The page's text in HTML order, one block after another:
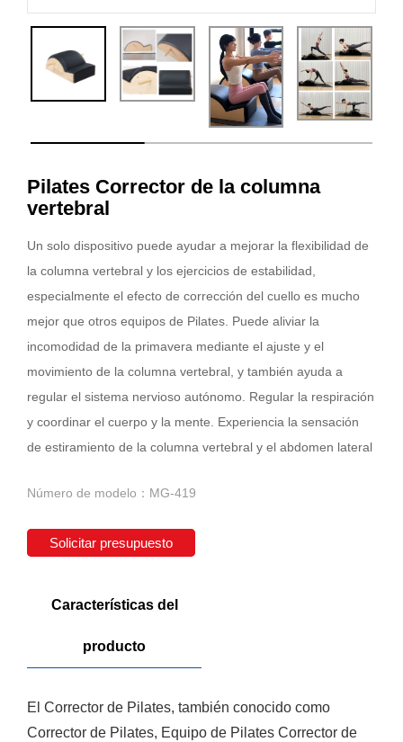
Pilates Corrector de la columna
vertebral
Un solo dispositivo puede ayudar a mejorar la flexibilidad de
la columna vertebral y los ejercicios de estabilidad,
especialmente el efecto de corrección del cuello es mucho
mejor que otros equipos de Pilates. Puede aliviar la
incomodidad de la primavera mediante el ajuste y el
movimiento de la columna vertebral, y también ayuda a
regular el sistema nervioso autónomo. Regular la respiración
y coordinar el cuerpo y la mente. Experiencia la sensación
de estiramiento de la columna vertebral y el abdomen lateral
Número de modelo：MG-419
Solicitar presupuesto
Características del
producto
El Corrector de Pilates, también conocido como
Corrector de Pilates, Equipo de Pilates Corrector de